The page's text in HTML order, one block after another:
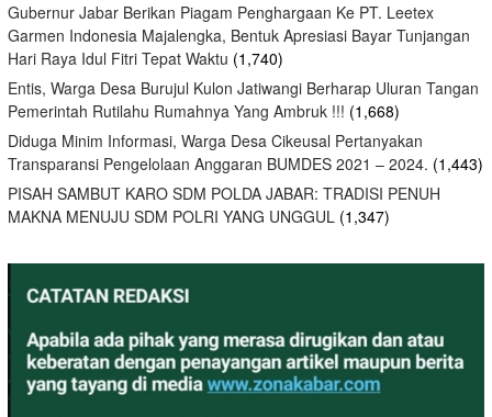
Gubernur Jabar Berikan Piagam Penghargaan Ke PT. Leetex
Garmen Indonesia Majalengka, Bentuk Apresiasi Bayar Tunjangan
Hari Raya Idul Fitri Tepat Waktu (1,740)
Entis, Warga Desa Burujul Kulon Jatiwangi Berharap Uluran Tangan
Pemerintah Rutilahu Rumahnya Yang Ambruk !!! (1,668)
Diduga Minim Informasi, Warga Desa Cikeusal Pertanyakan
Transparansi Pengelolaan Anggaran BUMDES 2021 – 2024. (1,443)
PISAH SAMBUT KARO SDM POLDA JABAR: TRADISI PENUH
MAKNA MENUJU SDM POLRI YANG UNGGUL (1,347)